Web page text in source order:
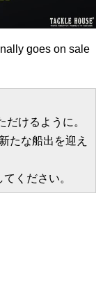
goes on sale
けるように。
たな船出を迎え
ください。